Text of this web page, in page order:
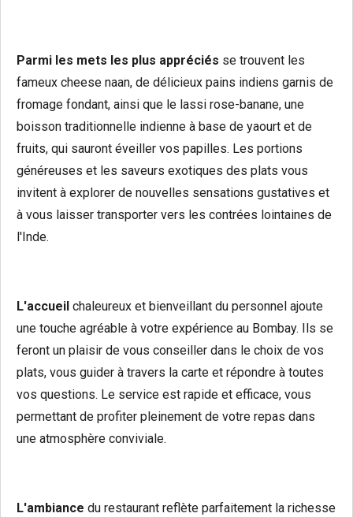
Parmi les mets les plus appréciés se trouvent les
fameux cheese naan, de délicieux pains indiens garnis de
fromage fondant, ainsi que le lassi rose-banane, une
boisson traditionnelle indienne à base de yaourt et de
fruits, qui sauront éveiller vos papilles. Les portions
généreuses et les saveurs exotiques des plats vous
invitent à explorer de nouvelles sensations gustatives et
à vous laisser transporter vers les contrées lointaines de
l'Inde.
L'accueil chaleureux et bienveillant du personnel ajoute
une touche agréable à votre expérience au Bombay. Ils se
feront un plaisir de vous conseiller dans le choix de vos
plats, vous guider à travers la carte et répondre à toutes
vos questions. Le service est rapide et efficace, vous
permettant de profiter pleinement de votre repas dans
une atmosphère conviviale.
L'ambiance du restaurant reflète parfaitement la richesse